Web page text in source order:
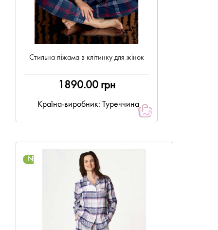
Стильна піжама в клітинку для жінок
1890.00 грн
Країна-виробник: Туреччина
NEW